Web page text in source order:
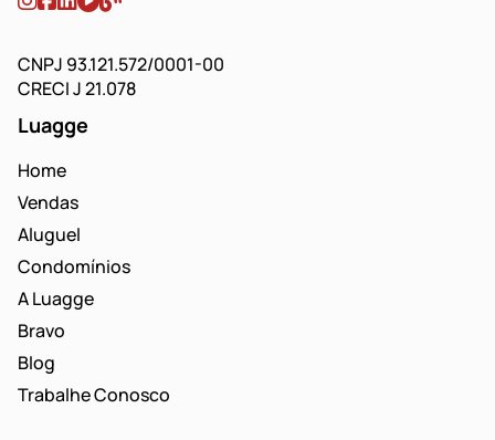
CNPJ 93.121.572/0001-00
CRECI J 21.078
Luagge
Home
Vendas
Aluguel
Condomínios
A Luagge
Bravo
Blog
Trabalhe Conosco